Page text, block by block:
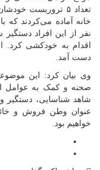
تعداد ۵ تروریست
نفر از این افراد
اقدام به خودکشی کرد.
دست آمد.
وی بیان کرد: این
صحنه و کمک به عوامل
شاهد شناسایی، دستگیر
عنوان وطن فروش و
خواهیم بود.